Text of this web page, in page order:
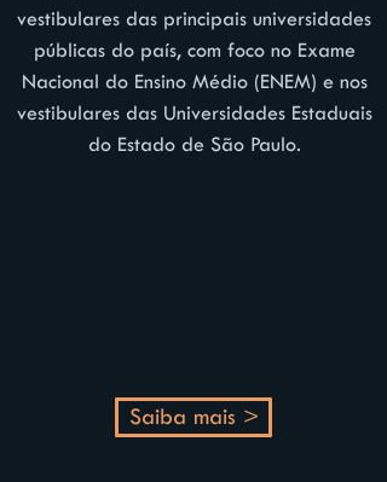
vestibulares das principais universidades
públicas do país, com foco no Exame
Nacional do Ensino Médio (ENEM) e nos
vestibulares das Universidades Estaduais
do Estado de São Paulo.
Saiba mais >